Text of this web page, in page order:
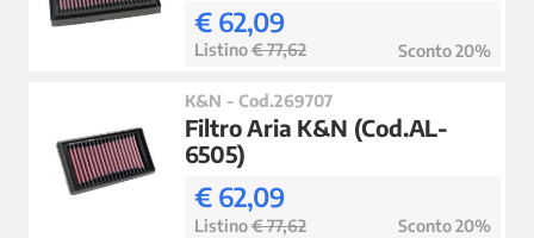
€ 62,09
Listino€ 77,62 Sconto 20%
K&N - Cod.269707
Filtro Aria K&N (Cod.AL-
6505)
€ 62,09
Listino€ 77,62 Sconto 20%